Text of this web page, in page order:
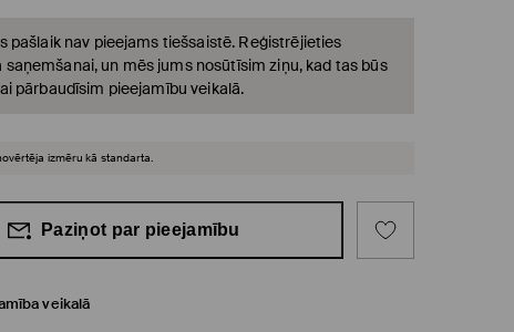
pašlaik nav pieejams tiešsaistē. Reģistrējieties
saņemšanai, un mēs jums nosūtīsim ziņu, kad tas būs
pārbaudīsim pieejamību veikalā.
izmēru kā standarta.
Paziņot par pieejamību
veikalā